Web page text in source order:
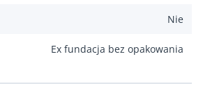
Nie
Ex fundacja bez opakowania